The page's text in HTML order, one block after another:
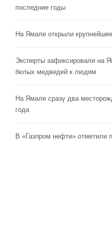
последние годы
На Ямале открыли
Эксперты зафиксировали на
белых медведей к людям
На Ямале сразу два
года
В «Газпром нефти» отметили